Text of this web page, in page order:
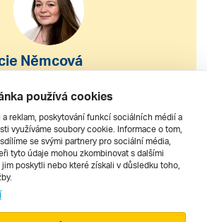
Němcová
nebo nákupem
vám pomohu
200 610
používá cookies
a reklam, poskytování funkcí sociálních médií a
využíváme soubory cookie. Informace o tom,
se svými partnery pro sociální média,
tyto údaje mohou zkombinovat s dalšími
poskytli nebo které získali v důsledku toho,